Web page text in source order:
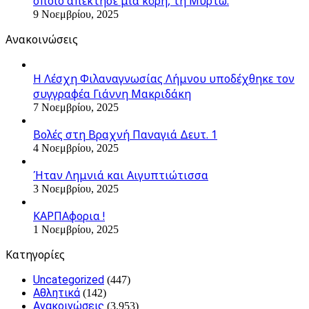
9 Νοεμβρίου, 2025
Ανακοινώσεις
Η Λέσχη Φιλαναγνωσίας Λήμνου υποδέχθηκε τον
συγγραφέα Γιάννη Μακριδάκη
7 Νοεμβρίου, 2025
Βολές στη Βραχνή Παναγιά Δευτ. 1
4 Νοεμβρίου, 2025
Ήταν Λημνιά και Αιγυπτιώτισσα
3 Νοεμβρίου, 2025
ΚΑΡΠΑφορια !
1 Νοεμβρίου, 2025
Kατηγορίες
Uncategorized (447)
Αθλητικά (142)
Ανακοινώσεις (3.953)